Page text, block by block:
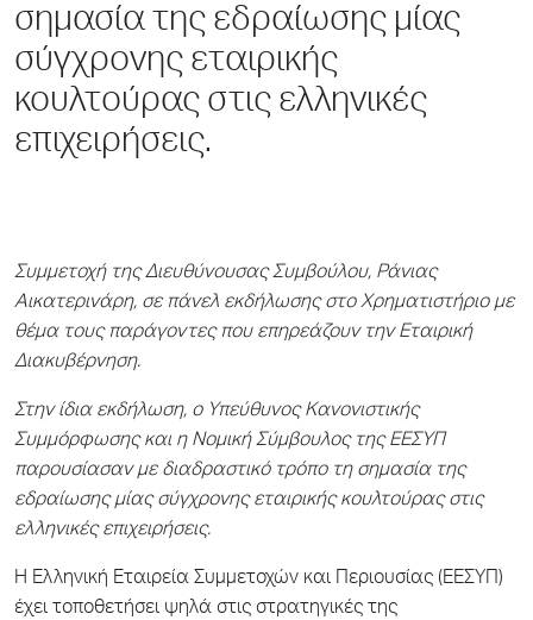
σημασία της εδραίωσης μίας
σύγχρονης εταιρικής
κουλτούρας στις ελληνικές
επιχειρήσεις.
Συμμετοχή της Διευθύνουσας Συμβούλου, Ράνιας
Αικατερινάρη, σε πάνελ εκδήλωσης στο Χρηματιστήριο με
θέμα τους παράγοντες που επηρεάζουν την Εταιρική
Διακυβέρνηση.
Στην ίδια εκδήλωση, ο Υπεύθυνος Κανονιστικής
Συμμόρφωσης και η Νομική Σύμβουλος της ΕΕΣΥΠ
παρουσίασαν με διαδραστικό τρόπο τη σημασία της
εδραίωσης μίας σύγχρονης εταιρικής κουλτούρας στις
ελληνικές επιχειρήσεις.
Η Ελληνική Εταιρεία Συμμετοχών και Περιουσίας (ΕΕΣΥΠ)
έχει τοποθετήσει ψηλά στις στρατηγικές της